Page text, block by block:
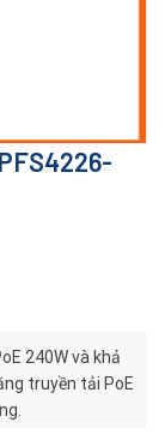
240W và khả
truyền tải PoE